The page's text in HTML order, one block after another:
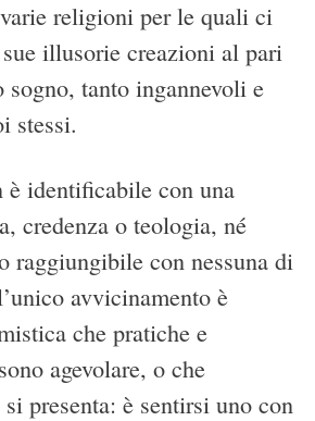
religioni per le quali ci
illusorie creazioni al pari
tanto ingannevoli e
stessi.
identificabile con una
credenza o teologia, né
raggiungibile con nessuna di
avvicinamento è
che pratiche e
agevolare, o che
si presenta: è sentirsi uno con